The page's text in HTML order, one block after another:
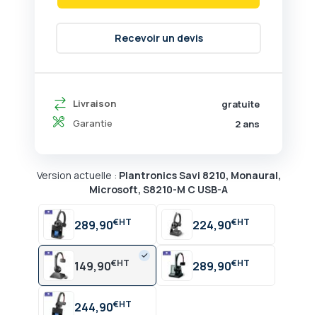
Livraison
gratuite
Garantie
2 ans
Recevoir un devis
Version actuelle : Plantronics Savi 8210, Monaural,
Microsoft, S8210-M C USB-A
289,90€ 224,90€
149,90€ 289,90€
244,90€